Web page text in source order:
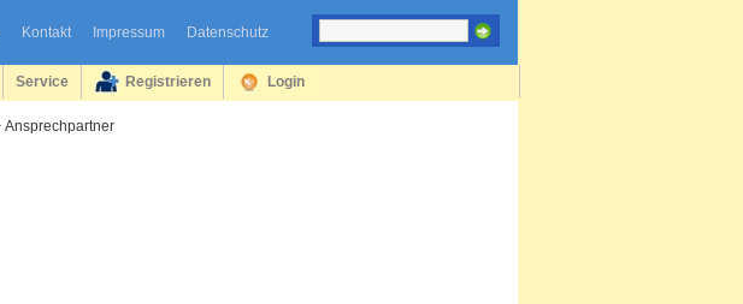
Kontakt Impressum Datenschutz
Service Registrieren Login
Ansprechpartner